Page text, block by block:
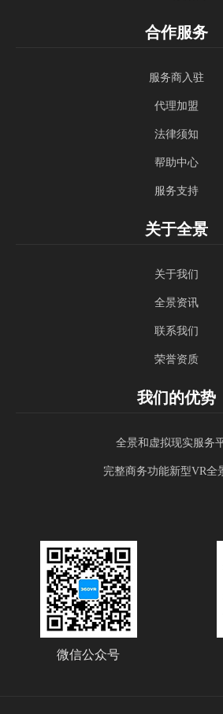
合作服务
服务商入驻
代理加盟
法律须知
帮助中心
服务支持
关于全景
关于我们
全景资讯
联系我们
荣誉资质
我们的优势
全景和虚拟现实服务
完整商务功能新型VR全
微信公众号